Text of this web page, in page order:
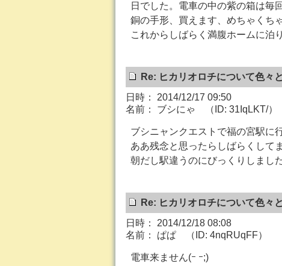
日でした。電車の中の紫の箱は毎
銅の手形、買えます、めちゃくち
これからしばらく満腹ホームに泊
Re: ヒカリオロチについて色々と
日時： 2014/12/17 09:50
名前： ブシにゃ （ID: 31IqLKT/）
ブシニャンクエストで福の宮駅に
ああ残念と思ったらしばらくして
朝だし駅違うのにびっくりしまし
Re: ヒカリオロチについて色々と
日時： 2014/12/18 08:08
名前： ぱぱ （ID: 4nqRUqFF）
電車来ません(ｰ ｰ;)